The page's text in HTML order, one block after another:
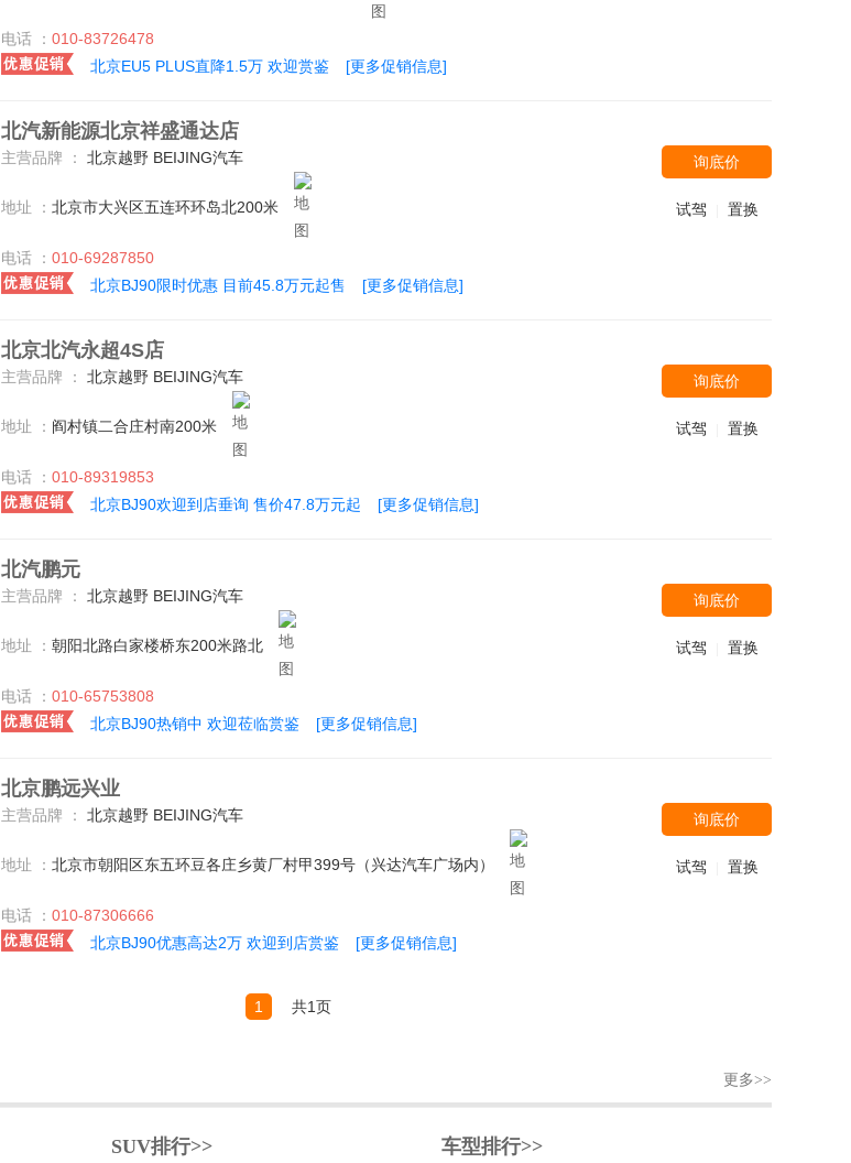
电话 ： 010-83726478
北京EU5 PLUS直降1.5万 欢迎赏鉴
[更多促销信息]
北汽新能源北京祥盛通达店
主营品牌 ： 北京越野 BEIJING汽车
地址 ： 北京市大兴区五连环环岛北200米
电话 ： 010-69287850
北京BJ90限时优惠 目前45.8万元起售
[更多促销信息]
询底价
试驾 置换
北京北汽永超4S店
主营品牌 ： 北京越野 BEIJING汽车
地址 ： 阎村镇二合庄村南200米
电话 ： 010-89319853
北京BJ90欢迎到店垂询 售价47.8万元起
[更多促销信息]
询底价
试驾 置换
北汽鹏元
主营品牌 ： 北京越野 BEIJING汽车
地址 ： 朝阳北路白家楼桥东200米路北
电话 ： 010-65753808
北京BJ90热销中 欢迎莅临赏鉴
[更多促销信息]
询底价
试驾 置换
北京鹏远兴业
主营品牌 ： 北京越野 BEIJING汽车
地址 ： 北京市朝阳区东五环豆各庄乡黄厂村甲399号（兴达汽车广场内）
电话 ： 010-87306666
北京BJ90优惠高达2万 欢迎到店赏鉴
[更多促销信息]
询底价
试驾 置换
1 共1页
更多>>
SUV排行>> 车型排行>>